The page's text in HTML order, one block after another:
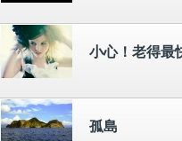
小心！老得最
孤島